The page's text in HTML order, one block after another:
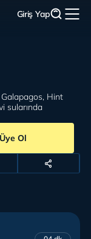
Giriş Yap
Galapagos, Hint
sularında
Üye Ol